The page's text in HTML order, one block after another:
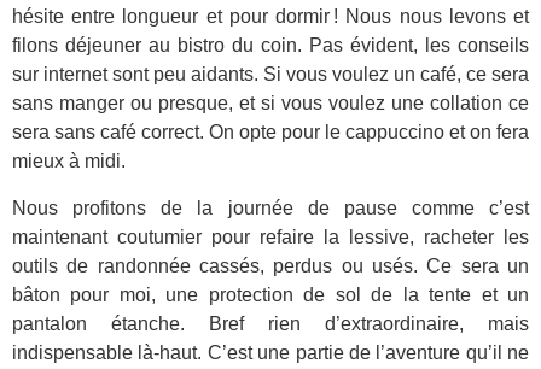
hésite entre longueur et pour dormir ! Nous nous levons et
filons déjeuner au bistro du coin. Pas évident, les conseils
sur internet sont peu aidants. Si vous voulez un café, ce sera
sans manger ou presque, et si vous voulez une collation ce
sera sans café correct. On opte pour le cappuccino et on fera
mieux à midi.
Nous profitons de la journée de pause comme c’est
maintenant coutumier pour refaire la lessive, racheter les
outils de randonnée cassés, perdus ou usés. Ce sera un
bâton pour moi, une protection de sol de la tente et un
pantalon étanche. Bref rien d’extraordinaire, mais
indispensable là-haut. C’est une partie de l’aventure qu’il ne